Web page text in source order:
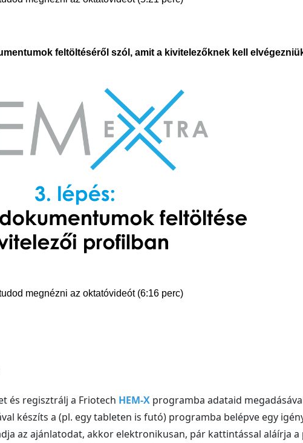
feltöltéséről szól, amit a kivitelezőknek kell
megnézni az oktatóvideót (6:16 perc)
és regisztrálj a Friotech HEM-X programba adataid
készíts a (pl. egy tableten is futó) programba belépve egy
az ajánlatodat, akkor elektronikusan, pár kattintással aláírja